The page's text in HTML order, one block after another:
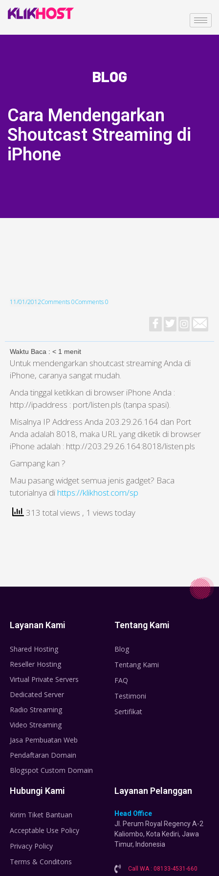
BLOG
Cara Mendengarkan
Shoutcast Streaming di
iPhone
11/01/2012Comments 0Comments 0
Waktu Baca : < 1 menit
Untuk mendengarkan shoutcast streaming Anda di
iPhone, caranya sangat mudah.
Anda tinggal ketikkan di browser iPhone Anda :
http://ipaddress : port/listen.pls (tanpa spasi).
Misalnya IP Address Anda 203.29.26.164 dan Port
Anda adalah 8018, maka URL yang diketik di browser
iPhone adalah : http://203.29.26.164:8018/listen.pls
Gampang kan ?
Mau pasang widget semua jenis gadget? Baca
tutorialnya di https://klikhost.com/sp
313 total views , 1 views today
Layanan Kami
Shared Hosting
Reseller Hosting
Virtual Private Servers
Dedicated Server
Radio Streaming
Video Streaming
Jasa Pembuatan Web
Pendaftaran Domain
Blogspot Custom Domain
Tentang Kami
Blog
Tentang Kami
FAQ
Testimoni
Sertifikat
Hubungi Kami
Kirim Tiket Bantuan
Acceptable Use Policy
Privacy Policy
Terms & Conditons
Layanan Pelanggan
Head Office
Jl. Perum Royal Regency A-2
Kaliombo, Kota Kediri, Jawa
Timur, Indonesia
Call WA : 08133-4531-660